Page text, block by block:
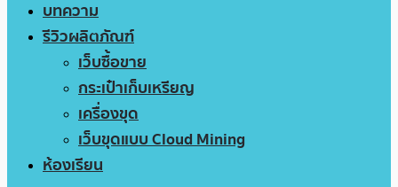
บทความ
รีวิวผลิตภัณฑ์
เว็บซื้อขาย
กระเป๋าเก็บเหรียญ
เครื่องขุด
เว็บขุดแบบ Cloud Mining
ห้องเรียน